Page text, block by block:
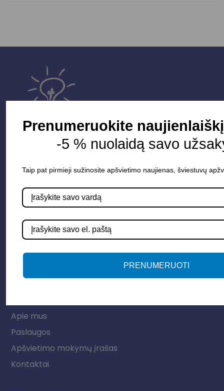
Parduotuvė
Apšvietimo sistemos
Elektros instaliacija
Lauko šviestuvai
LED juostos
Vidaus apšvietimas
Apie mus
Paslaugos
Apšvietimo mokymų įrašas
Kontaktai
Prenumeruokite naujienlaiškį
-5 % nuolaidą savo
Taip pat pirmieji sužinosite apšvietimo naujienas, šviestuvų
PRENUMERUOTI